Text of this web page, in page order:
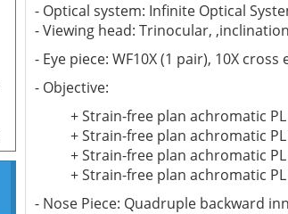
- Optical system: Infinite Optical
- Viewing head: Trinocular,
- Eye piece: WF10X (1 pair), 10X
- Objective:
+ Strain-free plan achromatic
+ Strain-free plan achromatic
+ Strain-free plan achromatic
+ Strain-free plan achromatic
- Nose Piece: Quadruple backward